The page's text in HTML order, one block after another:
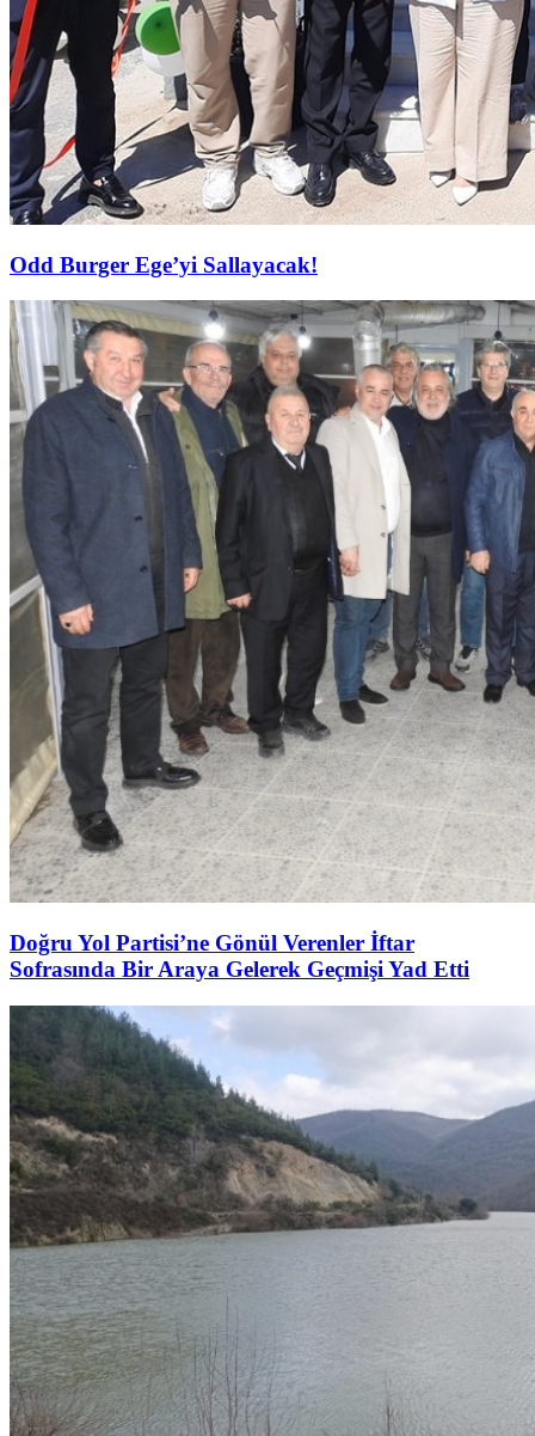
Odd Burger Ege’yi Sallayacak!
Doğru Yol Partisi’ne Gönül Verenler İftar
Sofrasında Bir Araya Gelerek Geçmişi Yad Etti